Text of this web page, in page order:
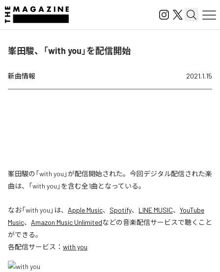
峯田駿、「with you」を配信開始
新曲情報 2021.1.15
峯田駿の「with you」が配信開始された。今回デジタル配信された楽
曲は、「with you」を含む全1曲となっている。
なお「with you 」は、 Apple Music、 Spotify、 LINE MUSIC、 YouTube
Music、 Amazon Music Unlimitedなどの音楽配信サービスで聴くこと
ができる。
各配信サービス： with you